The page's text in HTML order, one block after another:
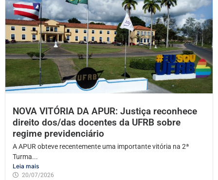
NOVA VITÓRIA DA APUR: Justiça reconhece
direito dos/das docentes da UFRB sobre
regime previdenciário
A APUR obteve recentemente uma importante vitória na 2ª
Turma...
Leia mais
20/07/2026